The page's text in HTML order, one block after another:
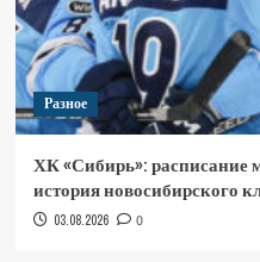
Разное
ХК «Сибирь»: расписание
история новосибирского
03.08.2026 0